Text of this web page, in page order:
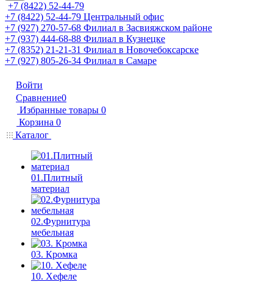
+7 (8422) 52-44-79
+7 (8422) 52-44-79 Центральный офис
+7 (927) 270-57-68 Филиал в Засвияжском районе
+7 (937) 444-68-88 Филиал в Кузнецке
+7 (8352) 21-21-31 Филиал в Новочебоксарске
+7 (927) 805-26-34 Филиал в Самаре
Войти
Сравнение0
Избранные товары 0
Корзина 0
Каталог
01.Плитный
материал
02.Фурнитура
мебельная
03. Кромка
10. Хефеле